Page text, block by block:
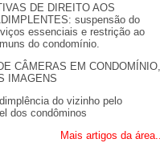
DE DIREITO AOS
suspensão do
essenciais e restrição ao
do condomínio.
CÂMERAS EM CONDOMÍNIO,
IMAGENS
do vizinho pelo
dos condôminos
Mais artigos da área...